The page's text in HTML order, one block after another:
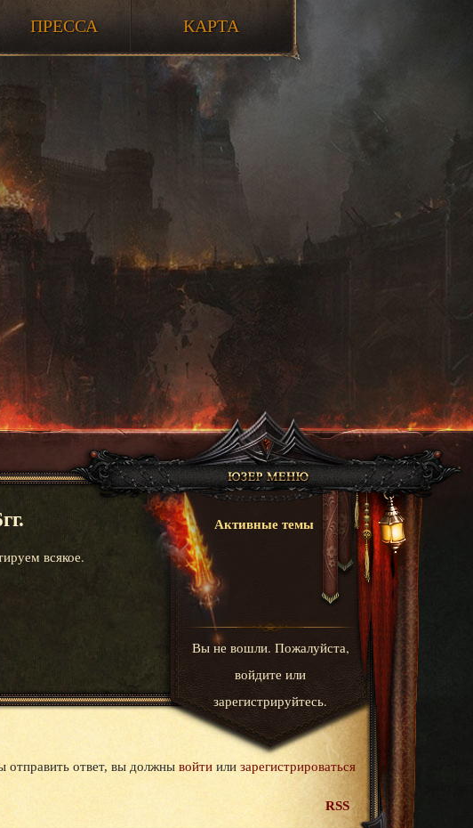
ПРЕССА КАРТА
Вы не вошли. Пожалуйста,
войдите или
зарегистрируйтесь.
Активные темы
всякое.
отправить ответ, вы должны войти или зарегистрироваться
RSS